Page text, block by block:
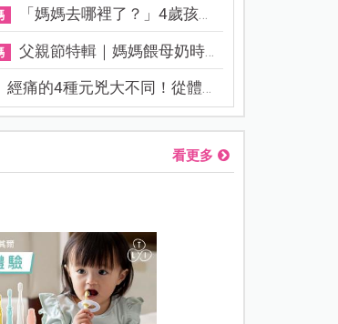
「媽媽去哪裡了？」4歲孩子還...
父親節特輯｜媽媽餵母奶時，...
經痛的4種元兇大不同！從體質...
看更多